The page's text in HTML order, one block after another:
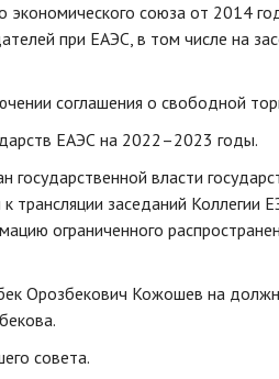
союза от 2014
при ЕАЭС, в том числе на
соглашения о свободной
ЕАЭС на 2022–2023 годы.
власти
трансляции заседаний Коллегии
ограниченного
Орозбекович Кожошев на
совета.